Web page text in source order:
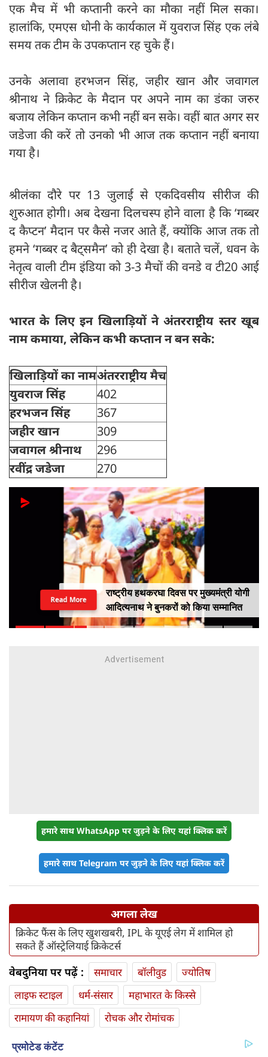
एक मैच में भी कप्तानी करने का मौका नहीं मिल सका।
हालांकि, एमएस धोनी के कार्यकाल में युवराज सिंह एक लंबे
समय तक टीम के उपकप्तान रह चुके हैं।
उनके अलावा हरभजन सिंह, जहीर खान और जवागल
श्रीनाथ ने क्रिकेट के मैदान पर अपने नाम का डंका जरुर
बजाय लेकिन कप्तान कभी नहीं बन सके। वहीं बात अगर सर
जडेजा की करें तो उनको भी आज तक कप्तान नहीं बनाया
गया है।
श्रीलंका दौरे पर 13 जुलाई से एकदिवसीय सीरीज की
शुरुआत होगी। अब देखना दिलचस्प होने वाला है कि ‘गब्बर
द कैप्टन’ मैदान पर कैसे नजर आते हैं, क्योंकि आज तक तो
हमने ‘गब्बर द बैट्समैन’ को ही देखा है। बताते चलें, धवन के
नेतृत्व वाली टीम इंडिया को 3-3 मैचों की वनडे व टी20 आई
सीरीज खेलनी है।
भारत के लिए इन खिलाड़ियों ने अंतरराष्ट्रीय स्तर खूब
नाम कमाया, लेकिन कभी कप्तान न बन सके:
खिलाड़ियों का नामअंतरराष्ट्रीय मैच
युवराज सिंह
402
हरभजन सिंह
367
जहीर खान
309
जवागल श्रीनाथ
296
रवींद्र जडेजा
270
राष्ट्रीय हथकरघा दिवस पर मुख्यमंत्री योगी
आदित्यनाथ ने बुनकरों को किया सम्मानित
Read More
हमारे साथ WhatsApp पर जुड़ने के लिए यहां क्लिक करें
हमारे साथ Telegram पर जुड़ने के लिए यहां क्लिक करें
अगला लेख
क्रिकेट फैंस के लिए खुशखबरी, IPL के यूएई लेग में शामिल हो
सकते हैं ऑस्ट्रेलियाई क्रिकेटर्स
वेबदुनिया पर पढ़ें : समाचार बॉलीवुड
ज्योतिष
लाइफ स्‍टाइल
धर्म-संसार
महाभारत के किस्से
रामायण की कहानियां
रोचक और रोमांचक